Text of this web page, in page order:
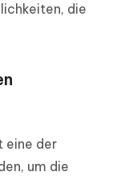
die
eine der
um die